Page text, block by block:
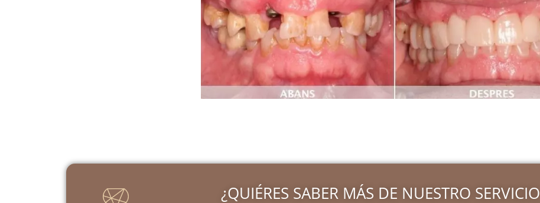
¿QUIÉRES SABER MÁS DE NUESTRO SERVICIO